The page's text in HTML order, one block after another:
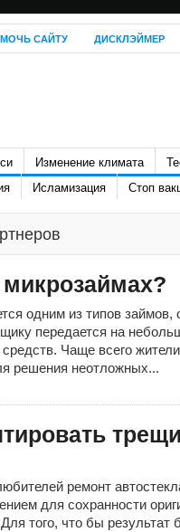
САЙТУ ДИСКЛЭЙМЕР
Изменение климата
Исламизация Стоп
одним из типов займов,
передается на
Чаще всего
решения неотложных...
ремонт
для сохранности
того, что бы